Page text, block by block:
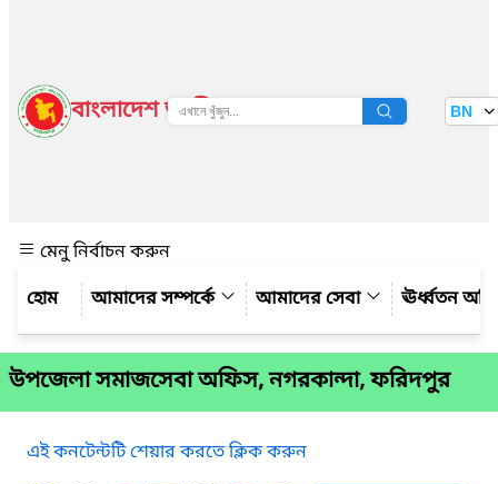
বাংলাদেশ জাতীয় তথ্য বাতায়ন BN
মেনু নির্বাচন করুন
আমাদের সম্পর্কে
আমাদের সেবা ঊর্ধ্বতন
উপজেলা সমাজসেবা অফিস, নগরকান্দা, ফরিদপুর
এই কনটেন্টটি শেয়ার করতে ক্লিক করুন